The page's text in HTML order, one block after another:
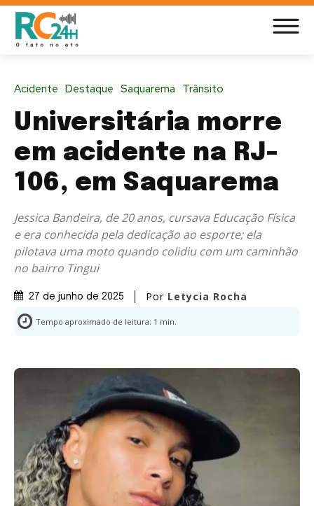
Acidente Destaque Saquarema Trânsito
Universitária morre
em acidente na RJ-
106, em Saquarema
Jessica Bandeira, de 20 anos, cursava Educação Física
e era conhecida pela dedicação ao esporte; ela
pilotava uma moto quando colidiu com um caminhão
no bairro Tingui
27 de junho de 2025 Por Letycia Rocha
Tempo aproximado de leitura: 1 min.